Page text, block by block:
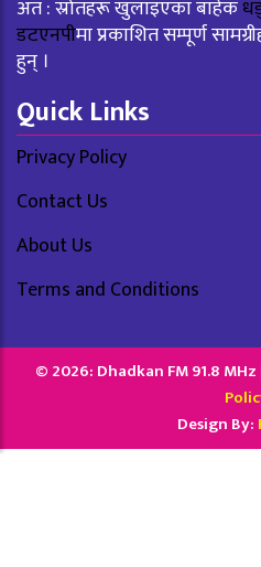
अत : स्रोतहरू खुलाइएका बाहेक
डटएनपीमा प्रकाशित सम्पूर्ण
हुन् ।
Quick Links
Privacy Policy
Contact Us
About Us
Terms and Conditions
© 2026: Dhadkan FM 91.8
Design By: